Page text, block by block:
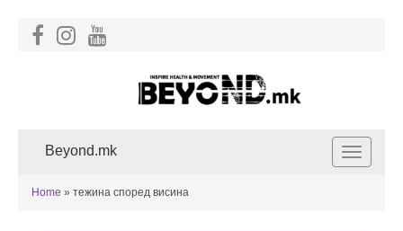
Toggle
Beyond.mk
Home » тежина според висина